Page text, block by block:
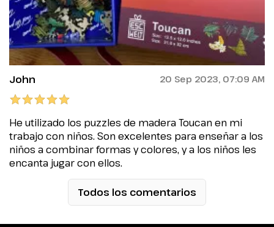
John 20 Sep 2023, 07:09 AM
He utilizado los puzzles de madera Toucan en mi
trabajo con niños. Son excelentes para enseñar a los
niños a combinar formas y colores, y a los niños les
encanta jugar con ellos.
Todos los comentarios